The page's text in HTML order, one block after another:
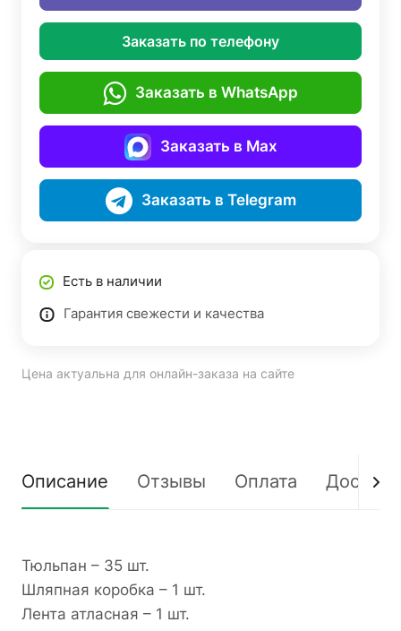
Заказать по телефону
Заказать в WhatsApp
Заказать в Max
Заказать в Telegram
Есть в наличии
Гарантия свежести и качества
Цена актуальна для онлайн-заказа на сайте
Описание Отзывы Оплата
Тюльпан – 35 шт.
Шляпная коробка – 1 шт.
Лента атласная – 1 шт.